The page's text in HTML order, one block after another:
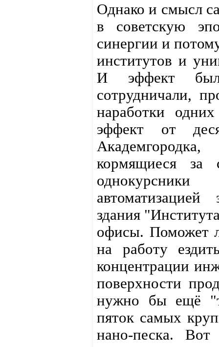
Однако и смысл
в советскую
синергии и
институтов и
И эффект был
сотрудничали,
наработки
эффект от
кормящиеся за
здания
офисы. Поможет
на работу
концентрации
поверхности
нужно бы ещё
пяток самых
нано-песка.